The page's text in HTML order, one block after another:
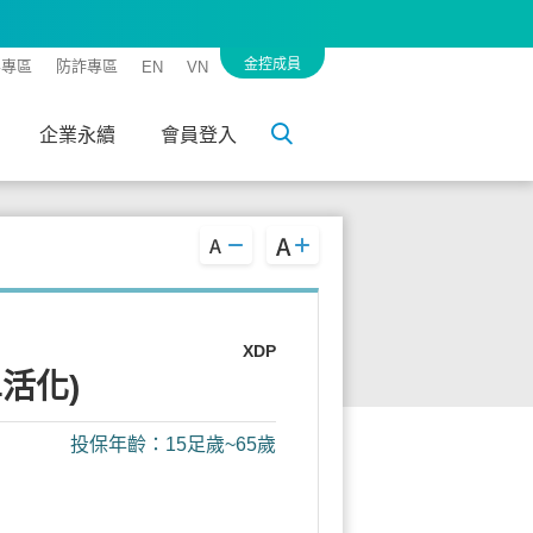
區 防詐專區 EN VN 金控成員
企業永續 會員登入
XDP
化)
投保年齡：15足歲~65歲